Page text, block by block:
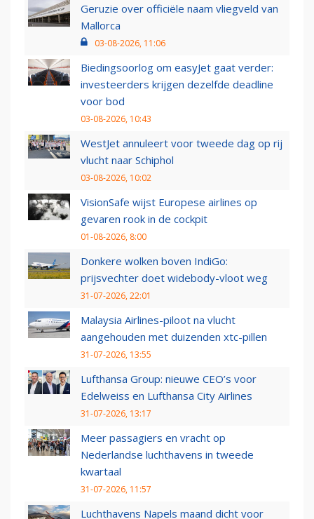
Geruzie over officiële naam vliegveld van
Mallorca
03-08-2026, 11:06
Biedingsoorlog om easyJet gaat verder:
investeerders krijgen dezelfde deadline
voor bod
03-08-2026, 10:43
WestJet annuleert voor tweede dag op rij
vlucht naar Schiphol
03-08-2026, 10:02
VisionSafe wijst Europese airlines op
gevaren rook in de cockpit
01-08-2026, 8:00
Donkere wolken boven IndiGo:
prijsvechter doet widebody-vloot weg
31-07-2026, 22:01
Malaysia Airlines-piloot na vlucht
aangehouden met duizenden xtc-pillen
31-07-2026, 13:55
Lufthansa Group: nieuwe CEO’s voor
Edelweiss en Lufthansa City Airlines
31-07-2026, 13:17
Meer passagiers en vracht op
Nederlandse luchthavens in tweede
kwartaal
31-07-2026, 11:57
Luchthavens Napels maand dicht voor